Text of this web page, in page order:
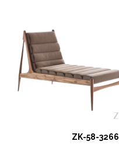
ZK-58-3266